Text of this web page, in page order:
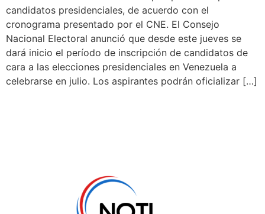
candidatos presidenciales, de acuerdo con el
cronograma presentado por el CNE. El Consejo
Nacional Electoral anunció que desde este jueves se
dará inicio el período de inscripción de candidatos de
cara a las elecciones presidenciales en Venezuela a
celebrarse en julio. Los aspirantes podrán oficializar […]